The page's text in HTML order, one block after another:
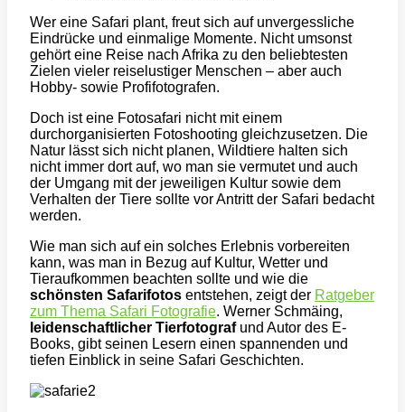
Wer eine Safari plant, freut sich auf unvergessliche
Eindrücke und einmalige Momente. Nicht umsonst
gehört eine Reise nach Afrika zu den beliebtesten
Zielen vieler reiselustiger Menschen – aber auch
Hobby- sowie Profifotografen.
Doch ist eine Fotosafari nicht mit einem
durchorganisierten Fotoshooting gleichzusetzen. Die
Natur lässt sich nicht planen, Wildtiere halten sich
nicht immer dort auf, wo man sie vermutet und auch
der Umgang mit der jeweiligen Kultur sowie dem
Verhalten der Tiere sollte vor Antritt der Safari bedacht
werden.
Wie man sich auf ein solches Erlebnis vorbereiten
kann, was man in Bezug auf Kultur, Wetter und
Tieraufkommen beachten sollte und wie die
schönsten Safarifotos entstehen, zeigt der Ratgeber
zum Thema Safari Fotografie. Werner Schmäing,
leidenschaftlicher Tierfotografund Autor des E-
Books, gibt seinen Lesern einen spannenden und
tiefen Einblick in seine Safari Geschichten.